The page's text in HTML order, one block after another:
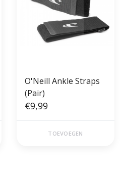
O'Neill Ankle Straps
(Pair)
€9,99
TOEVOEGEN